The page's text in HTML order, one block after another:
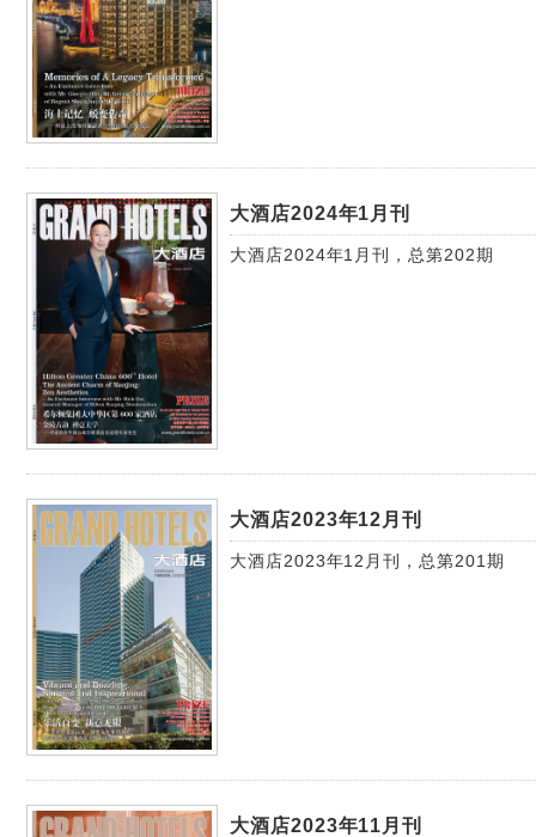
大酒店2024年1月刊
大酒店2024年1月刊，总第202期
大酒店2023年12月刊
大酒店2023年12月刊，总第201期
大酒店2023年11月刊